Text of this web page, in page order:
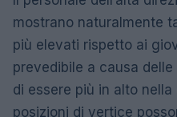
mostrano naturalmente
più elevati rispetto ai
prevedibile a causa
di essere più in alto
posizioni di vertice